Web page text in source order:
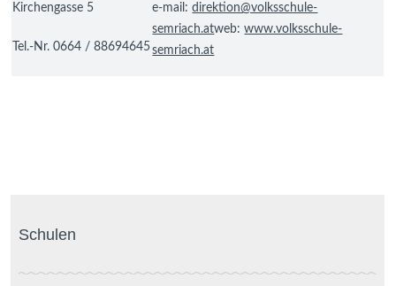
Kirchengasse 5
Tel.-Nr. 0664 / 88694645
e-mail:direktion@volksschule-
semriach.atweb:www.volksschule-
semriach.at
Schulen